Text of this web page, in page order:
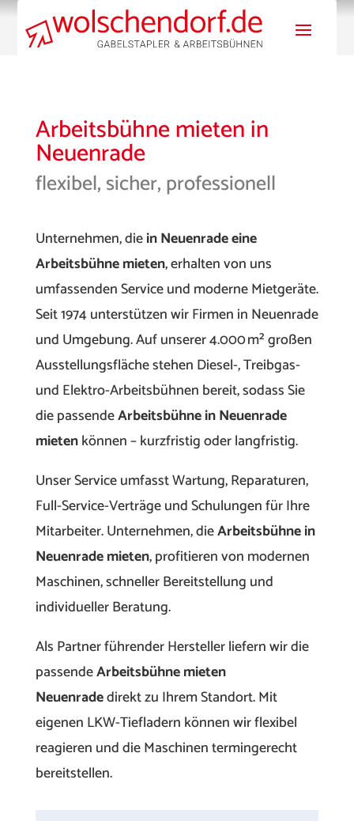
Arbeitsbühne mieten in
Neuenrade
flexibel, sicher, professionell
Unternehmen, diein Neuenrade eine
Arbeitsbühne mieten, erhalten von uns
umfassenden Service und moderne Mietgeräte.
Seit 1974 unterstützen wir Firmen in Neuenrade
und Umgebung. Auf unserer 4.000 m² großen
Ausstellungsfläche stehen Diesel-, Treibgas-
und Elektro-Arbeitsbühnen bereit, sodass Sie
die passendeArbeitsbühne in Neuenrade
mietenkönnen – kurzfristig oder langfristig.
Unser Service umfasst Wartung, Reparaturen,
Full-Service-Verträge und Schulungen für Ihre
Mitarbeiter. Unternehmen, dieArbeitsbühne in
Neuenrade mieten, profitieren von modernen
Maschinen, schneller Bereitstellung und
individueller Beratung.
Als Partner führender Hersteller liefern wir die
passendeArbeitsbühne mieten
Neuenradedirekt zu Ihrem Standort. Mit
eigenen LKW-Tiefladern können wir flexibel
reagieren und die Maschinen termingerecht
bereitstellen.